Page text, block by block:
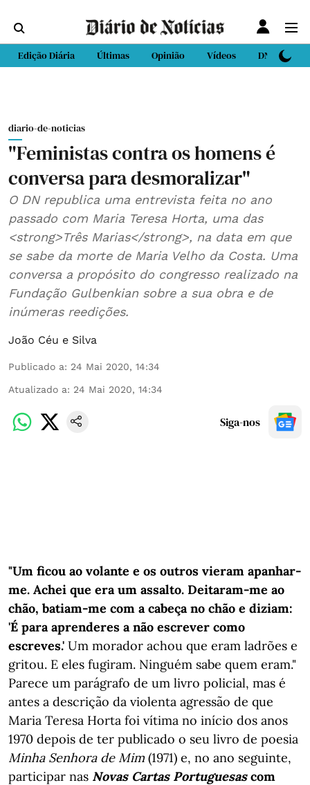
Edição Diária Últimas Opinião Vídeos DN Sport
diario-de-noticias
"Feministas contra os homens é
conversa para desmoralizar"
O DN republica uma entrevista feita no ano
passado com Maria Teresa Horta, uma das
<strong>Três Marias</strong>, na data em que
se sabe da morte de Maria Velho da Costa. Uma
conversa a propósito do congresso realizado na
Fundação Gulbenkian sobre a sua obra e de
inúmeras reedições.
João Céu e Silva
Publicado a: 24 Mai 2020, 14:34
Atualizado a: 24 Mai 2020, 14:34
Siga-nos
"Um ficou ao volante e os outros vieram apanhar-
me. Achei que era um assalto. Deitaram-me ao
chão, batiam-me com a cabeça no chão e diziam:
'É para aprenderes a não escrever como
escreves.' Um morador achou que eram ladrões e
gritou. E eles fugiram. Ninguém sabe quem eram."
Parece um parágrafo de um livro policial, mas é
antes a descrição da violenta agressão de que
Maria Teresa Horta foi vítima no início dos anos
1970 depois de ter publicado o seu livro de poesia
Minha Senhora de Mim (1971) e, no ano seguinte,
participar nas Novas Cartas Portuguesascom